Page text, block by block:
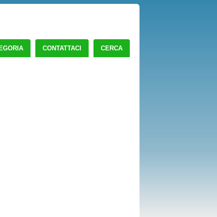
CONTATTACI CERCA